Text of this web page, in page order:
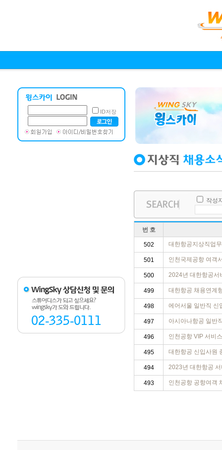
ID저장
작성
번 호
502 대한항공지상직업
501 인천국제공항 여객
500 2024년 대한항공서
499 대한항공 채용연계
498 에어서울 일반직 신
497 아시아나항공 일반
496 인천공항 VIP 서비
495 대한항공 신입사원
494 2023년 대한항공
493 인천공항 공항여객